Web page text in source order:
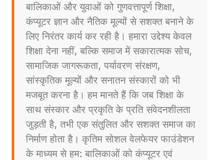
बालिकाओं और युवाओं को गुणवत्तापूर्ण शिक्षा,
कंप्यूटर ज्ञान और नैतिक मूल्यों से सशक्त बनाने के
लिए निरंतर कार्य कर रही है। हमारा उद्देश्य केवल
शिक्षा देना नहीं, बल्कि समाज में सकारात्मक सोच,
सामाजिक जागरूकता, पर्यावरण संरक्षण,
सांस्कृतिक मूल्यों और सनातन संस्कारों को भी
मजबूत करना है। हम मानते हैं कि जब शिक्षा के
साथ संस्कार और प्रकृति के प्रति संवेदनशीलता
जुड़ती है, तभी एक संतुलित और सशक्त समाज का
निर्माण होता है। कृतिम सोशल वेलफेयर फाउंडेशन
के माध्यम से हम: बालिकाओं को कंप्यूटर एवं